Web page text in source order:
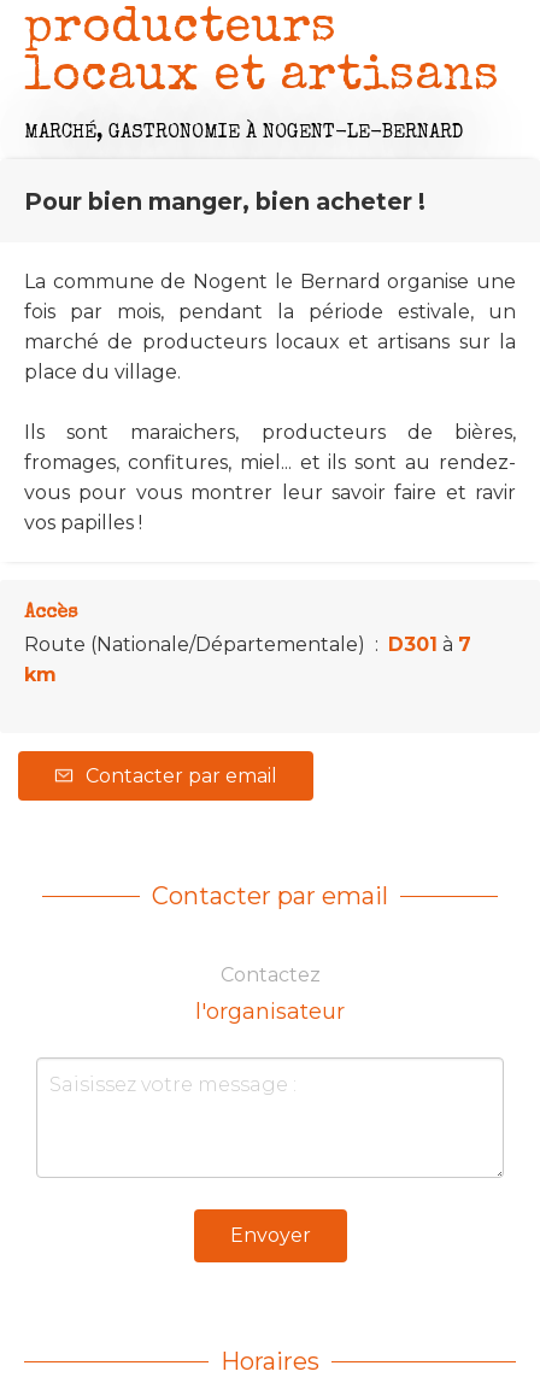
producteurs
locaux et artisans
MARCHÉ, GASTRONOMIE À NOGENT-LE-BERNARD
Pour bien manger, bien acheter !
La commune de Nogent le Bernard organise une
fois par mois, pendant la période estivale, un
marché de producteurs locaux et artisans sur la
place du village.
Ils sont maraichers, producteurs de bières,
fromages, confitures, miel... et ils sont au rendez-
vous pour vous montrer leur savoir faire et ravir
vos papilles !
Accès
Route (Nationale/Départementale) : D301 à 7
km
Contacter par email
Contacter par email
Contactez
l'organisateur
Envoyer
Horaires